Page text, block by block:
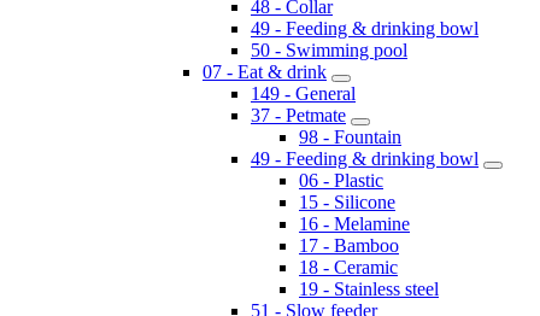
48 - Collar
49 - Feeding & drinking bowl
50 - Swimming pool
07 - Eat & drink
149 - General
37 - Petmate
98 - Fountain
49 - Feeding & drinking bowl
06 - Plastic
15 - Silicone
16 - Melamine
17 - Bamboo
18 - Ceramic
19 - Stainless steel
51 - Slow feeder